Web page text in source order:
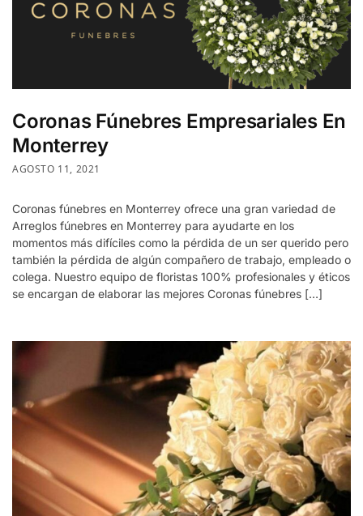
Coronas Fúnebres Empresariales En
Monterrey
AGOSTO 11, 2021
Coronas fúnebres en Monterrey ofrece una gran variedad de
Arreglos fúnebres en Monterrey para ayudarte en los
momentos más difíciles como la pérdida de un ser querido pero
también la pérdida de algún compañero de trabajo, empleado o
colega. Nuestro equipo de floristas 100% profesionales y éticos
se encargan de elaborar las mejores Coronas fúnebres […]